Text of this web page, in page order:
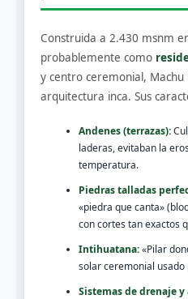
Construida a 2.430 msnm
probablemente como
y centro ceremonial, Machu
arquitectura inca. Sus
Andenes (terrazas):
laderas, evitaban la
temperatura.
Piedras talladas
«piedra que canta»
con cortes tan exactos
Intihuatana:«Pilar
solar ceremonial
Sistemas de drenaje y